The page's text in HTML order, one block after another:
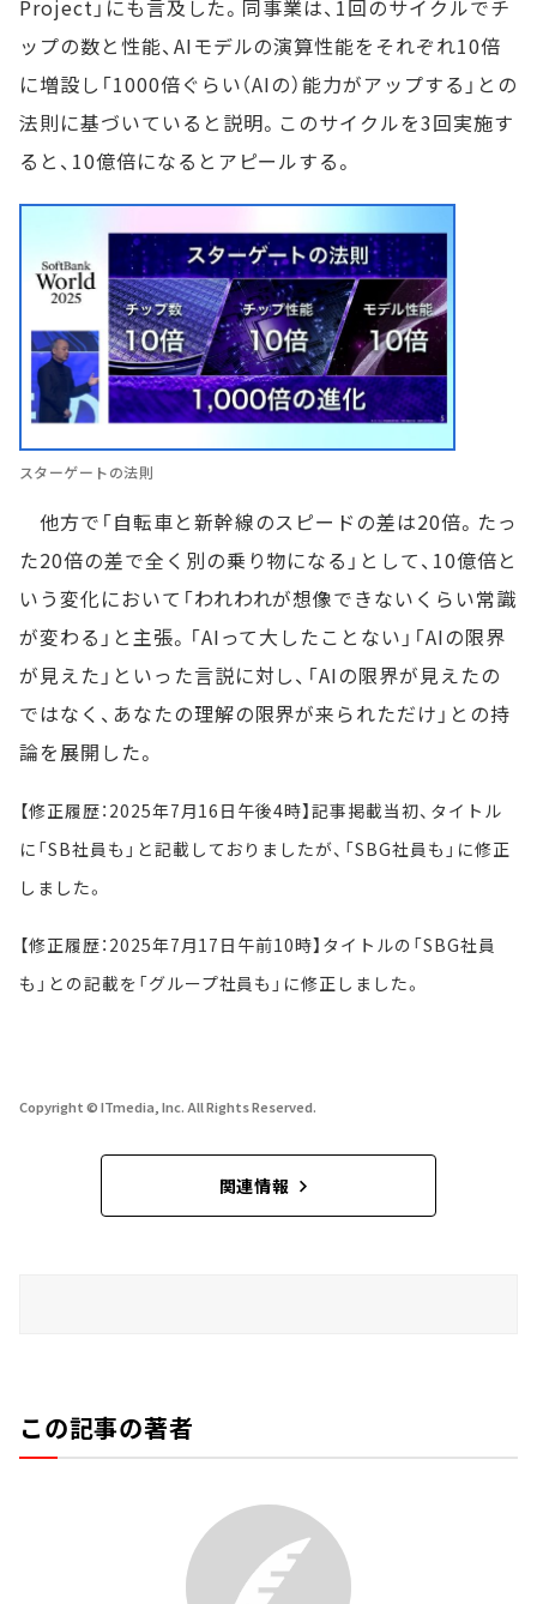
Project」にも言及した。同事業は、1回のサイクルでチ
ップの数と性能、AIモデルの演算性能をそれぞれ10倍
に増設し「1000倍ぐらい（AIの）能力がアップする」との
法則に基づいていると説明。このサイクルを3回実施す
ると、10億倍になるとアピールする。
スターゲートの法則
他方で「自転車と新幹線のスピードの差は20倍。たっ
た20倍の差で全く別の乗り物になる」として、10億倍と
いう変化において「われわれが想像できないくらい常識
が変わる」と主張。「AIって大したことない」「AIの限界
が見えた」といった言説に対し、「AIの限界が見えたの
ではなく、あなたの理解の限界が来られただけ」との持
論を展開した。
【修正履歴：2025年7月16日午後4時】記事掲載当初、タイトル
に「SB社員も」と記載しておりましたが、「SBG社員も」に修正
しました。
【修正履歴：2025年7月17日午前10時】タイトルの「SBG社員
も」との記載を「グループ社員も」に修正しました。
Copyright © ITmedia, Inc. All Rights Reserved.
関連情報
この記事の著者